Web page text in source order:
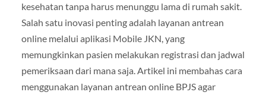
kesehatan tanpa harus menunggu lama di rumah sakit.
Salah satu inovasi penting adalah layanan antrean
online melalui aplikasi Mobile JKN, yang
memungkinkan pasien melakukan registrasi dan jadwal
pemeriksaan dari mana saja. Artikel ini membahas cara
menggunakan layanan antrean online BPJS agar